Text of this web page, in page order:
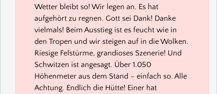
Wetter bleibt so! Wir legen an. Es hat
aufgehört zu regnen. Gott sei Dank! Danke
vielmals! Beim Ausstieg ist es feucht wie in
den Tropen und wir steigen auf in die Wolken.
Riesige Felstürme, grandioses Szenerie! Und
Schwitzen ist angesagt. Über 1.050
Höhenmeter aus dem Stand – einfach so. Alle
Achtung. Endlich die Hütte! Einer hat